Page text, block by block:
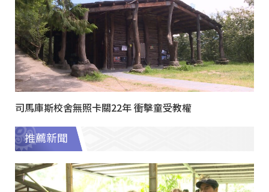
司馬庫斯校舍無照卡關22年 衝擊童受教權
推薦新聞